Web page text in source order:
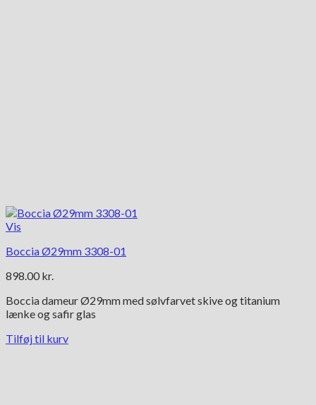
Vis
Boccia Ø29mm 3308-01
898.00 kr.
Boccia dameur Ø29mm med sølvfarvet skive og titanium
lænke og safir glas
Tilføj til kurv